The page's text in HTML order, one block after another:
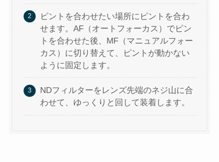
ピントを合わせたい場所にピントを合わ
せます。AF（オートフォーカス）でピン
トを合わせた後、MF（マニュアルフォー
カス）に切り替えて、ピントが動かない
ように固定します。
NDフィルターをレンズ先端のネジ山に合
わせて、ゆっくりと回して装着します。